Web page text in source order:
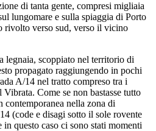
di tanta gente, compresi migliaia
lungomare e sulla spiaggia di Porto
rivolto verso sud, verso il vicino
legnaia, scoppiato nel territorio di
propagato raggiungendo in pochi
A/14 nel tratto compreso tra i
Come se non bastasse tutto
contemporanea nella zona di
(code e disagi sotto il sole rovente
questo caso ci sono stati momenti